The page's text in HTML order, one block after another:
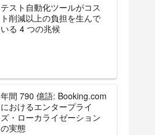
テスト自動化ツールがコス
ト削減以上の負担を生んで
いる 4 つの兆候
年間 790 億語: Booking.com
におけるエンタープライ
ズ・ローカライゼーション
の実態